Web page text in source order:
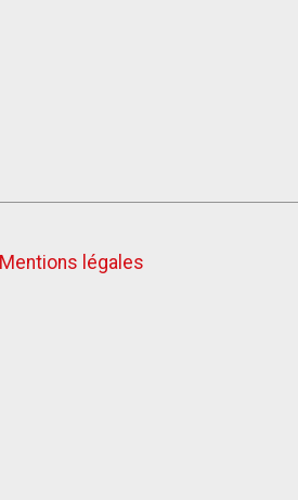
Mentions légales